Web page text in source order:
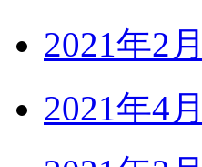
2021年2
2021年4